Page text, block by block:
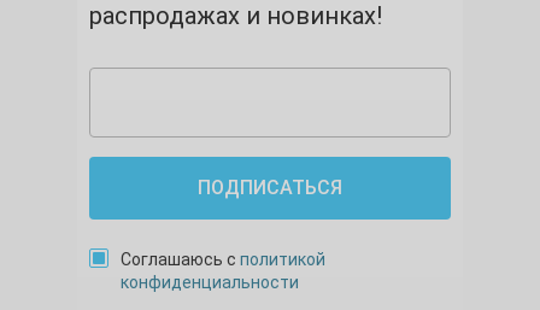
распродажах и новинках!
ПОДПИСАТЬСЯ
Соглашаюсь с политикой
конфиденциальности